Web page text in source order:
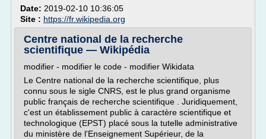
Date: 2019-02-10 10:36:05
Site : https://fr.wikipedia.org
Centre national de la recherche
scientifique — Wikipédia
modifier - modifier le code - modifier Wikidata
Le Centre national de la recherche scientifique, plus
connu sous le sigle CNRS, est le plus grand organisme
public français de recherche scientifique . Juridiquement,
c'est un établissement public à caractère scientifique et
technologique (EPST) placé sous la tutelle administrative
du ministère de l'Enseignement Supérieur, de la